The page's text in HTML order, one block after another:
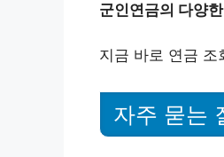
군인연금의 다양
지금 바로 연금 조
자주 묻는